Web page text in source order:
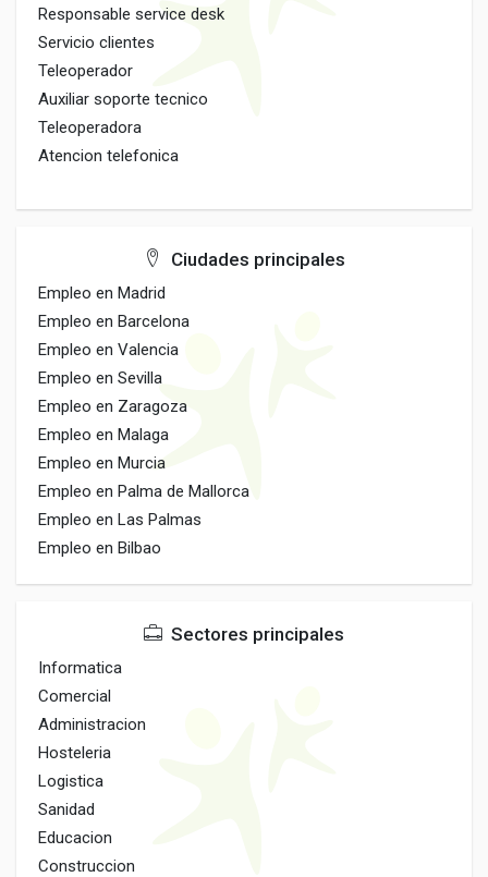
Responsable service desk
Servicio clientes
Teleoperador
Auxiliar soporte tecnico
Teleoperadora
Atencion telefonica
Ciudades principales
Empleo en Madrid
Empleo en Barcelona
Empleo en Valencia
Empleo en Sevilla
Empleo en Zaragoza
Empleo en Malaga
Empleo en Murcia
Empleo en Palma de Mallorca
Empleo en Las Palmas
Empleo en Bilbao
Sectores principales
Informatica
Comercial
Administracion
Hosteleria
Logistica
Sanidad
Educacion
Construccion